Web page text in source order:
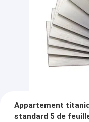
Appartement
standard 5 de